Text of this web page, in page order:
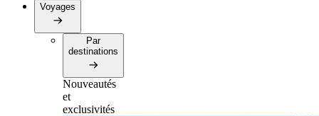
Voyages
Par
destinations
Nouveautés
et
exclusivités